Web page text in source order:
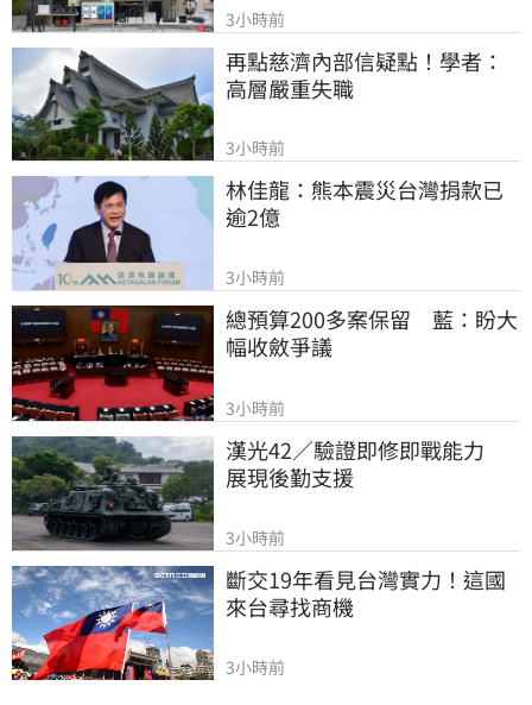
3小時前
再點慈濟內部信疑點！學者：
高層嚴重失職
3小時前
林佳龍：熊本震災台灣捐款已
逾2億
3小時前
總預算200多案保留　藍：盼大
幅收斂爭議
3小時前
漢光42／驗證即修即戰能力
展現後勤支援
3小時前
斷交19年看見台灣實力！這國
來台尋找商機
3小時前